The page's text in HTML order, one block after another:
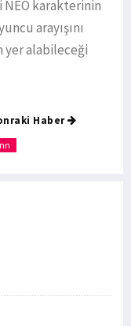
NEO karakterinin
arayışını
yer alabileceği
Haber